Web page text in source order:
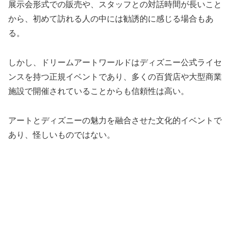
展示会形式での販売や、スタッフとの対話時間が長いこと
から、初めて訪れる人の中には勧誘的に感じる場合もあ
る。
しかし、ドリームアートワールドはディズニー公式ライセ
ンスを持つ正規イベントであり、多くの百貨店や大型商業
施設で開催されていることからも信頼性は高い。
アートとディズニーの魅力を融合させた文化的イベントで
あり、怪しいものではない。